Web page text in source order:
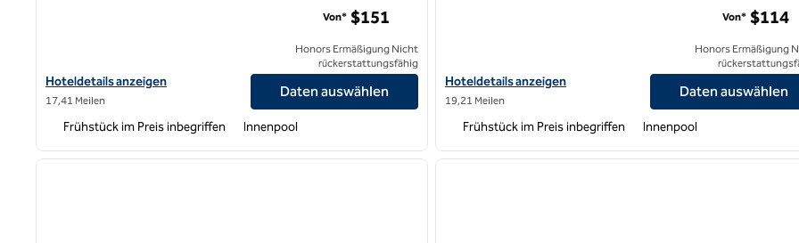
Hoteldetails für Embassy Suites by Hilton Los Angeles International Airport South anzeigen
Hoteldetails anzeigen
17,41 Meilen
Von* $151
Honors Ermäßigung Nicht
rückerstattungsfähig
Daten auswählen
Frühstück im Preis inbegriffen Innenpool
Hoteldetails für Embassy Suites by Hilton Anaheim North
Hoteldetails anzeigen
19,21 Meilen
Von* $114
Honors Ermäßigung
Daten auswählen
Frühstück im Preis inbegriffen Innenpool
1 von 12
nächstes Bild
1 von 11